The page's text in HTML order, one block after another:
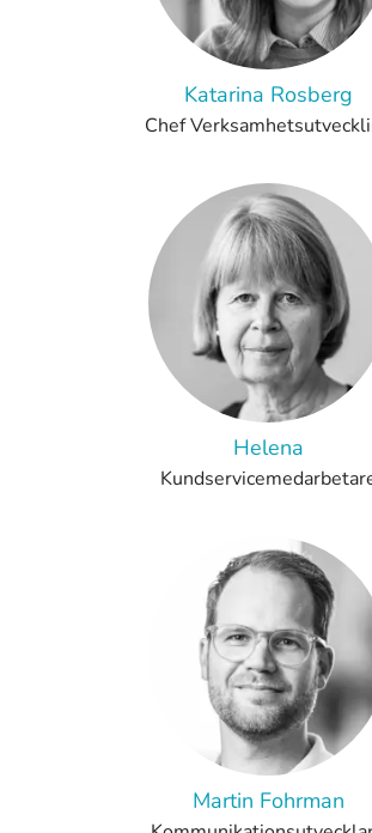
Katarina Rosberg
Chef
Helena
Martin Fohrman